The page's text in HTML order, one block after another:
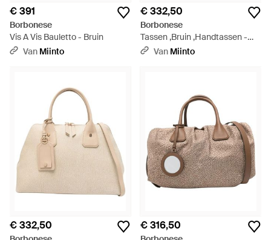
€ 391
Borbonese
Vis A Vis Bauletto - Bruin
Van Miinto
€ 332,50
Borbonese
Tassen ,Bruin ,Handtassen -
BruinVan Miinto
€ 332,50 € 316,50